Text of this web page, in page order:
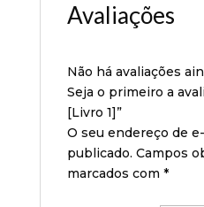
Avaliações
Não há avaliações
Seja o primeiro a
[Livro 1]”
O seu endereço de
publicado. Campos
marcados com *